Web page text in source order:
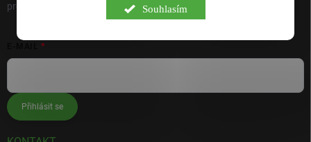
Souhlasím
produktech na našem e-shopu.
Přihlásit se